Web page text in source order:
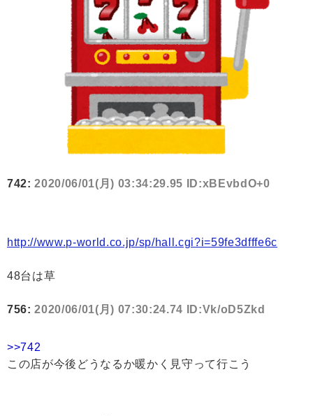
742:2020/06/01(月) 03:34:29.95 ID:xBEvbdO+0
http://www.p-world.co.jp/sp/hall.cgi?i=59fe3dfffe6c
48台は草
756:2020/06/01(月) 07:30:24.74 ID:Vk/oD5Zkd
>>742
この店が今後どうなるか暖かく見守って行こう